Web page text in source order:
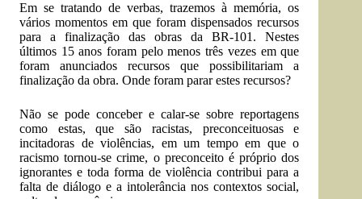
Em se tratando de verbas, trazemos à memória, os
vários momentos em que foram dispensados recursos
para a finalização das obras da BR-101. Nestes
últimos 15 anos foram pelo menos três vezes em que
foram anunciados recursos que possibilitariam a
finalização da obra. Onde foram parar estes recursos?
Não se pode conceber e calar-se sobre reportagens
como estas, que são racistas, preconceituosas e
incitadoras de violências, em um tempo em que o
racismo tornou-se crime, o preconceito é próprio dos
ignorantes e toda forma de violência contribui para a
falta de diálogo e a intolerância nos contextos social,